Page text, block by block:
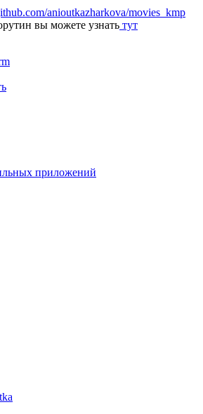
anioutkazharkova/movies_kmp
вы можете узнать тут
приложений